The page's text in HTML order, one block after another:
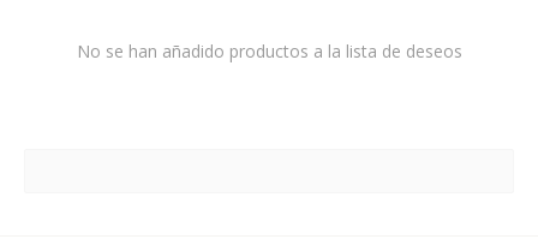
No se han añadido productos a la lista de deseos